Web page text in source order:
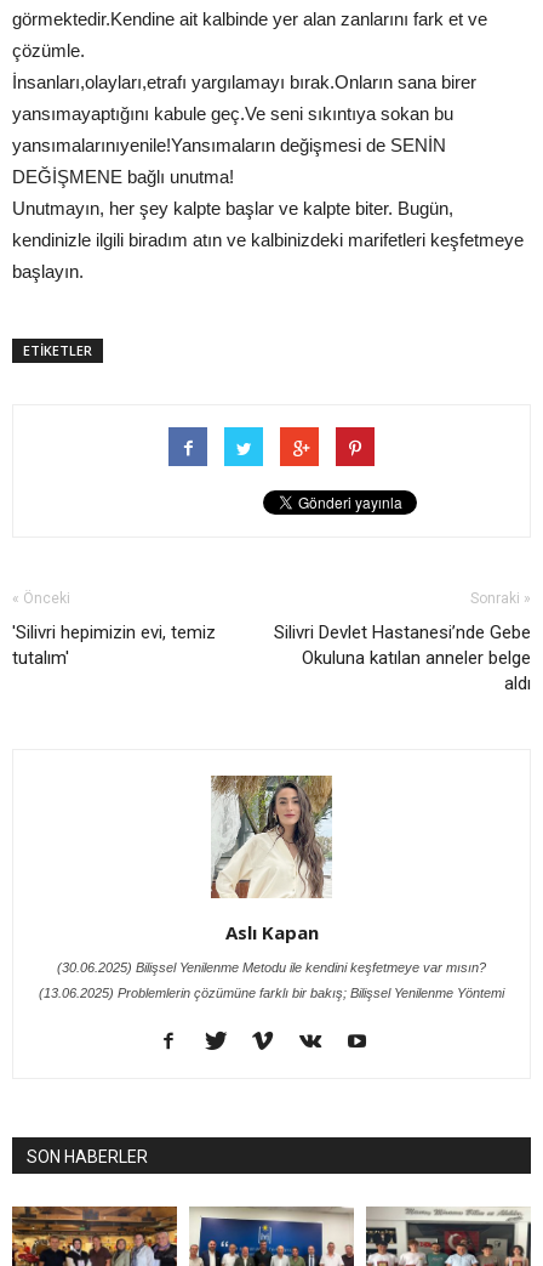
görmektedir.Kendine ait kalbinde yer alan zanlarını fark et ve
çözümle.
İnsanları,olayları,etrafı yargılamayı bırak.Onların sana birer
yansımayaptığını kabule geç.Ve seni sıkıntıya sokan bu
yansımalarınıyenile!Yansımaların değişmesi de SENİN
DEĞİŞMENE bağlı unutma!
Unutmayın, her şey kalpte başlar ve kalpte biter. Bugün,
kendinizle ilgili biradım atın ve kalbinizdeki marifetleri keşfetmeye
başlayın.
ETİKETLER
« Önceki
'Silivri hepimizin evi, temiz
tutalım'
Sonraki »
Silivri Devlet Hastanesi’nde Gebe
Okuluna katılan anneler belge
aldı
Aslı Kapan
(30.06.2025) Bilişsel Yenilenme Metodu ile kendini keşfetmeye var mısın?
(13.06.2025) Problemlerin çözümüne farklı bir bakış; Bilişsel Yenilenme Yöntemi
SON HABERLER